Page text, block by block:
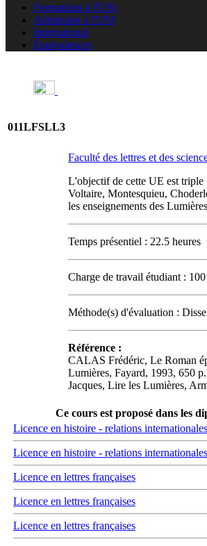
Formations à l'USJ
Admission à l'USJ
International
Équivalences
011LFSLL3
Faculté des lettres et des
L'objectif de cette UE est triple
Voltaire, Montesquieu,
les enseignements des
Temps présentiel : 22.5 heures
Charge de travail étudiant : 100
Méthode(s) d'évaluation :
Référence :
CALAS Frédéric, Le Roman
Lumières, Fayard, 1993, 650
Jacques, Lire les Lumières,
Ce cours est proposé dans les
Licence en histoire - relations internationales
Licence en histoire - relations internationales
Licence en lettres françaises
Licence en lettres françaises
Licence en lettres françaises